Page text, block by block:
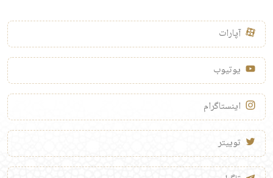
آپارات
یوتیوب
اینستاگرام
توییتر